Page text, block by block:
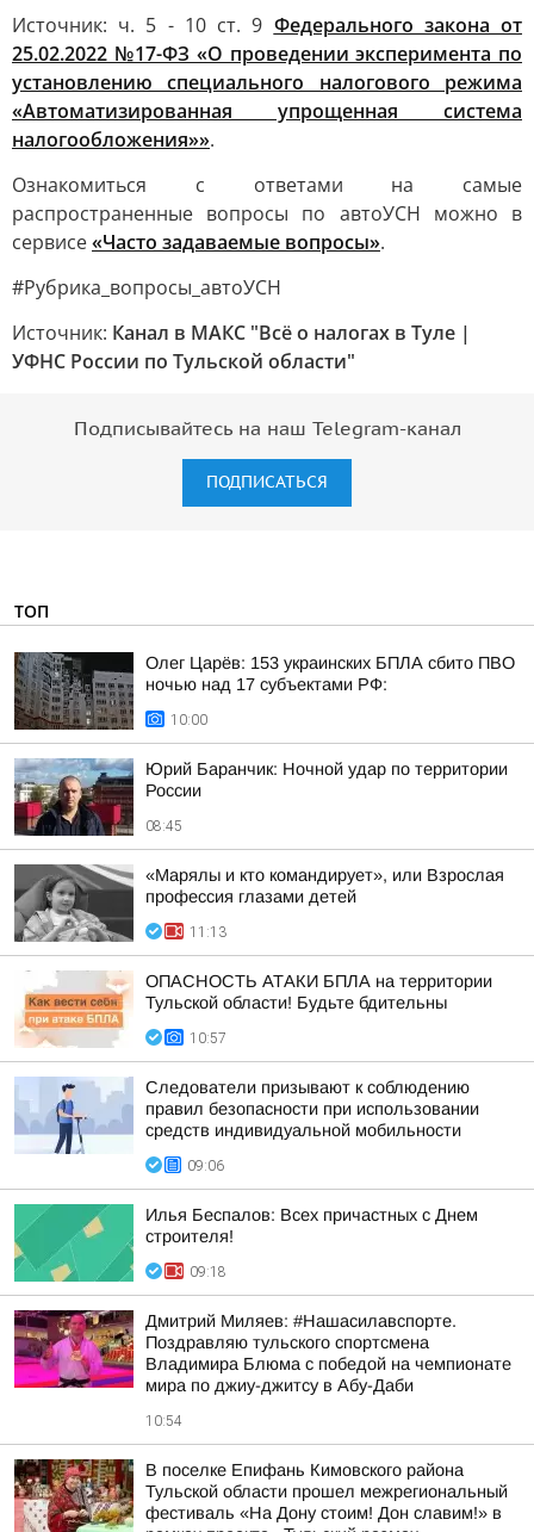
Источник: ч. 5 - 10 ст. 9 Федерального закона от
25.02.2022 №17-ФЗ «О проведении эксперимента по
установлению специального налогового режима
«Автоматизированная упрощенная система
налогообложения»».
Ознакомиться с ответами на самые
распространенные вопросы по автоУСН можно в
сервисе«Часто задаваемые вопросы».
#Рубрика_вопросы_автоУСН
Источник: Канал в МАКС "Всё о налогах в Туле |
УФНС России по Тульской области"
Подписывайтесь на наш Telegram-канал
ПОДПИСАТЬСЯ
ТОП
Олег Царёв: 153 украинских БПЛА сбито ПВО
ночью над 17 субъектами РФ:
10:00
Юрий Баранчик: Ночной удар по территории
России
08:45
«Марялы и кто командирует», или Взрослая
профессия глазами детей
11:13
ОПАСНОСТЬ АТАКИ БПЛА на территории
Тульской области! Будьте бдительны
10:57
Следователи призывают к соблюдению
правил безопасности при использовании
средств индивидуальной мобильности
09:06
Илья Беспалов: Всех причастных с Днем
строителя!
09:18
Дмитрий Миляев: #Нашасилавспорте.
Поздравляю тульского спортсмена
Владимира Блюма с победой на чемпионате
мира по джиу-джитсу в Абу-Даби
10:54
В поселке Епифань Кимовского района
Тульской области прошел межрегиональный
фестиваль «На Дону стоим! Дон славим!» в